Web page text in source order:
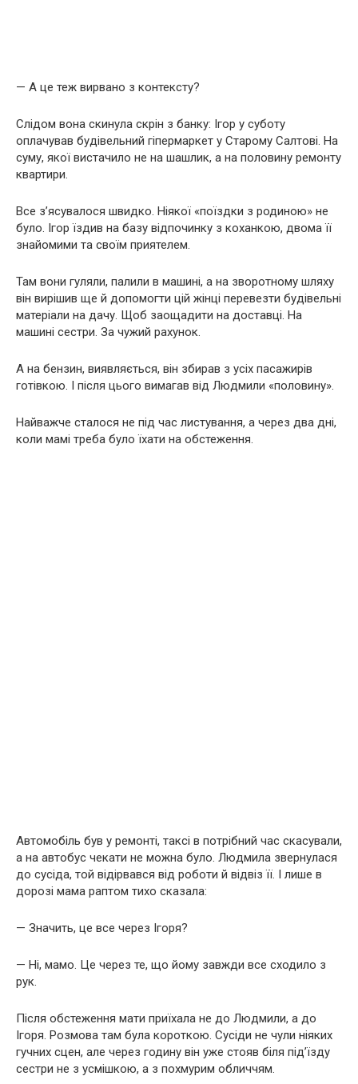
— А це теж вирвано з контексту?
Слідом вона скинула скрін з банку: Ігор у суботу
оплачував будівельний гіпермаркет у Старому Салтові. На
суму, якої вистачило не на шашлик, а на половину ремонту
квартири.
Все з’ясувалося швидко. Ніякої «поїздки з родиною» не
було. Ігор їздив на базу відпочинку з коханкою, двома її
знайомими та своїм приятелем.
Там вони гуляли, палили в машині, а на зворотному шляху
він вирішив ще й допомогти цій жінці перевезти будівельні
матеріали на дачу. Щоб заощадити на доставці. На
машині сестри. За чужий рахунок.
А на бензин, виявляється, він збирав з усіх пасажирів
готівкою. І після цього вимагав від Людмили «половину».
Найважче сталося не під час листування, а через два дні,
коли мамі треба було їхати на обстеження.
Автомобіль був у ремонті, таксі в потрібний час скасували,
а на автобус чекати не можна було. Людмила звернулася
до сусіда, той відірвався від роботи й відвіз її. І лише в
дорозі мама раптом тихо сказала:
— Значить, це все через Ігоря?
— Ні, мамо. Це через те, що йому завжди все сходило з
рук.
Після обстеження мати приїхала не до Людмили, а до
Ігоря. Розмова там була короткою. Сусіди не чули ніяких
гучних сцен, але через годину він уже стояв біля під’їзду
сестри не з усмішкою, а з похмурим обличчям.